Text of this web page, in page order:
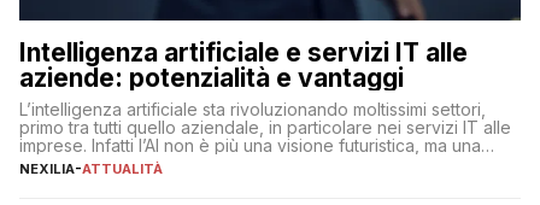
Intelligenza artificiale e servizi IT alle
aziende: potenzialità e vantaggi
L’intelligenza artificiale sta rivoluzionando moltissimi settori,
primo tra tutti quello aziendale, in particolare nei servizi IT alle
imprese. Infatti l’AI non è più una visione futuristica, ma una
realtà operativa che sta portando a un cambio significativo in
NEXILIA-ATTUALITÀ